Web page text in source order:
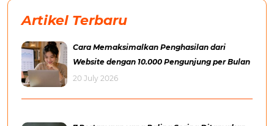
Artikel Terbaru
Cara Memaksimalkan Penghasilan dari
Website dengan 10.000 Pengunjung per Bulan
20 July 2026